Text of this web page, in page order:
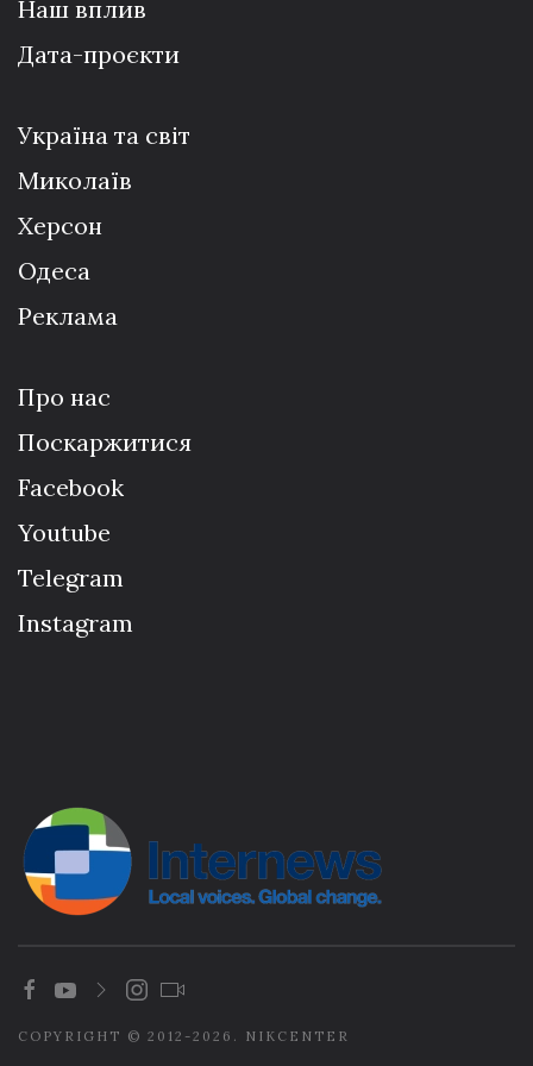
Наш вплив
Дата-проєкти
Україна та світ
Миколаїв
Херсон
Одеса
Реклама
Про нас
Поскаржитися
Facebook
Youtube
Telegram
Instagram
COPYRIGHT © 2012-2026. NIKCENTER